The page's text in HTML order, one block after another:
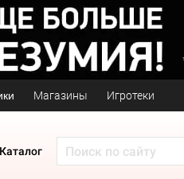
Магазины Игротеки
Каталог